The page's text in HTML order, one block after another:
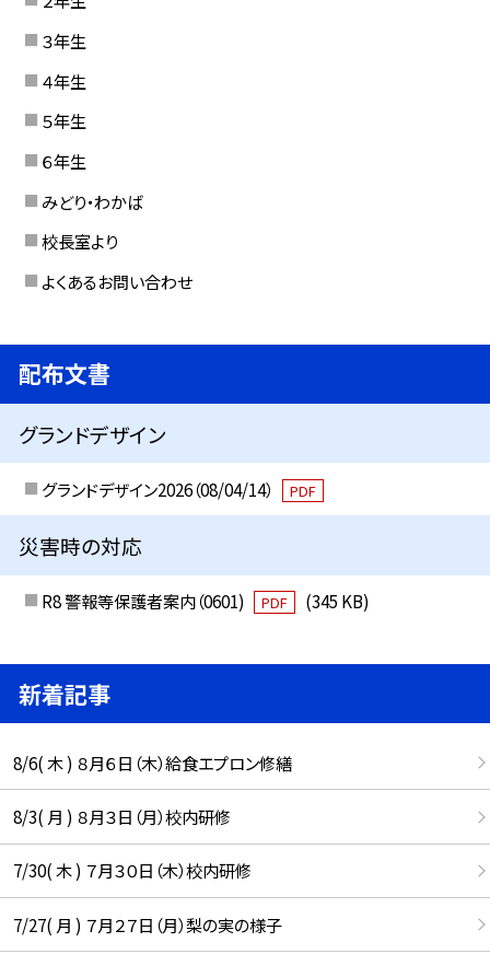
３年生
４年生
５年生
６年生
みどり・わかば
校長室より
よくあるお問い合わせ
配布文書
グランドデザイン
グランドデザイン2026（08/04/14） PDF
災害時の対応
R8 警報等保護者案内（0601) PDF (345 KB)
新着記事
8/6( 木 ) ８月６日（木）給食エプロン修繕
8/3( 月 ) ８月３日（月）校内研修
7/30( 木 ) ７月３０日（木）校内研修
7/27( 月 ) ７月２７日（月）梨の実の様子